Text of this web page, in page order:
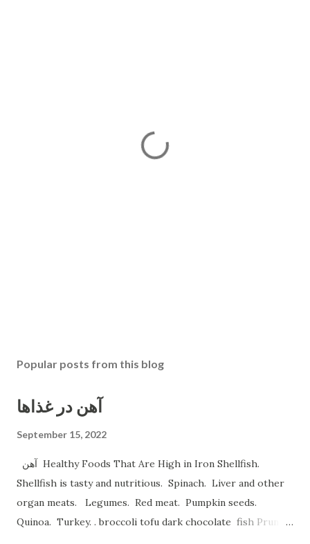
Popular posts from this blog
آهن در غذاها
September 15, 2022
Shellfish is tasty and nutritious. Spinach. Liver and other
organ meats. Legumes. Red meat. Pumpkin seeds.
Quinoa. Turkey. . broccoli tofu dark chocolate fish Prune